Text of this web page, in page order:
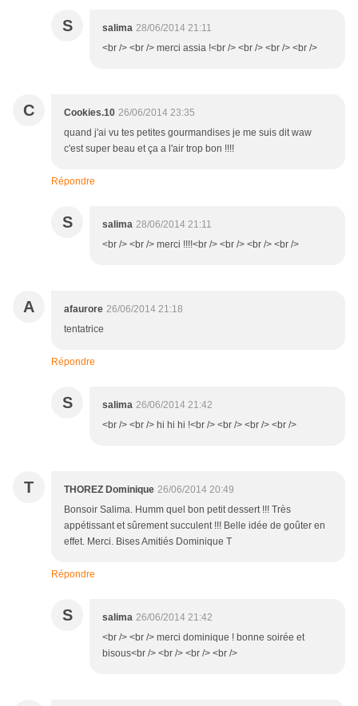
S salima 28/06/2014 21:11
<br /> <br /> merci assia !<br /> <br /> <br /> <br />
C Cookies.10 26/06/2014 23:35
quand j'ai vu tes petites gourmandises je me suis dit waw
c'est super beau et ça a l'air trop bon !!!!
Répondre
S salima 28/06/2014 21:11
<br /> <br /> merci !!!!<br /> <br /> <br /> <br />
A afaurore 26/06/2014 21:18
tentatrice
Répondre
S salima 26/06/2014 21:42
<br /> <br /> hi hi hi !<br /> <br /> <br /> <br />
T THOREZ Dominique 26/06/2014 20:49
Bonsoir Salima. Humm quel bon petit dessert !!! Très
appétissant et sûrement succulent !!! Belle idée de goûter en
effet. Merci. Bises Amitiés Dominique T
Répondre
S salima 26/06/2014 21:42
<br /> <br /> merci dominique ! bonne soirée et
bisous<br /> <br /> <br /> <br />